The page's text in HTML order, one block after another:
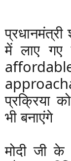
में लाए गए
प्रक्रिया
भी बनाएंगे
मोदी जी